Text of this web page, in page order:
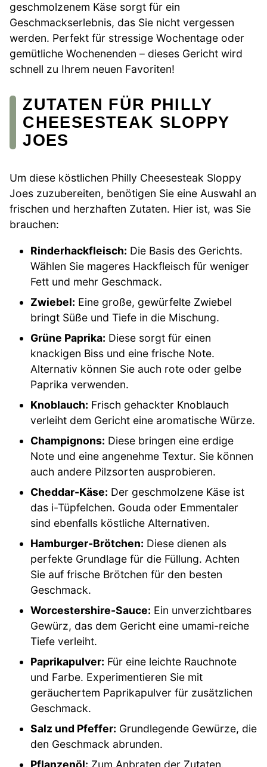
geschmolzenem Käse sorgt für ein
Geschmackserlebnis, das Sie nicht vergessen
werden. Perfekt für stressige Wochentage oder
gemütliche Wochenenden – dieses Gericht wird
schnell zu Ihrem neuen Favoriten!
ZUTATEN FÜR PHILLY
CHEESESTEAK SLOPPY
JOES
Um diese köstlichen Philly Cheesesteak Sloppy
Joes zuzubereiten, benötigen Sie eine Auswahl an
frischen und herzhaften Zutaten. Hier ist, was Sie
brauchen:
Rinderhackfleisch: Die Basis des Gerichts.
Wählen Sie mageres Hackfleisch für weniger
Fett und mehr Geschmack.
Zwiebel: Eine große, gewürfelte Zwiebel
bringt Süße und Tiefe in die Mischung.
Grüne Paprika: Diese sorgt für einen
knackigen Biss und eine frische Note.
Alternativ können Sie auch rote oder gelbe
Paprika verwenden.
Knoblauch: Frisch gehackter Knoblauch
verleiht dem Gericht eine aromatische Würze.
Champignons: Diese bringen eine erdige
Note und eine angenehme Textur. Sie können
auch andere Pilzsorten ausprobieren.
Cheddar-Käse: Der geschmolzene Käse ist
das i-Tüpfelchen. Gouda oder Emmentaler
sind ebenfalls köstliche Alternativen.
Hamburger-Brötchen: Diese dienen als
perfekte Grundlage für die Füllung. Achten
Sie auf frische Brötchen für den besten
Geschmack.
Worcestershire-Sauce: Ein unverzichtbares
Gewürz, das dem Gericht eine umami-reiche
Tiefe verleiht.
Paprikapulver: Für eine leichte Rauchnote
und Farbe. Experimentieren Sie mit
geräuchertem Paprikapulver für zusätzlichen
Geschmack.
Salz und Pfeffer: Grundlegende Gewürze, die
den Geschmack abrunden.
Pflanzenöl: Zum Anbraten der Zutaten.